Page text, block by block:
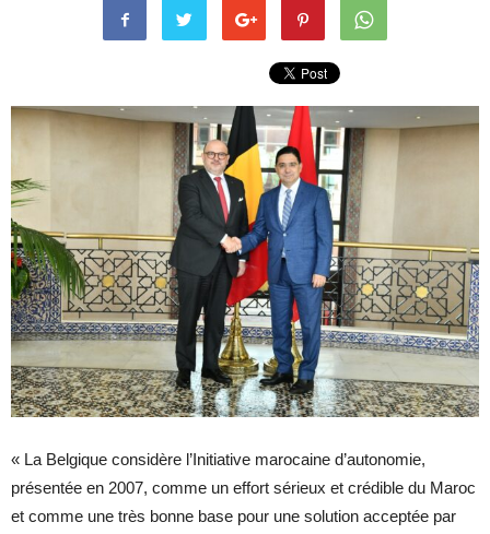
« La Belgique considère l’Initiative marocaine d’autonomie,
présentée en 2007, comme un effort sérieux et crédible du Maroc
et comme une très bonne base pour une solution acceptée par